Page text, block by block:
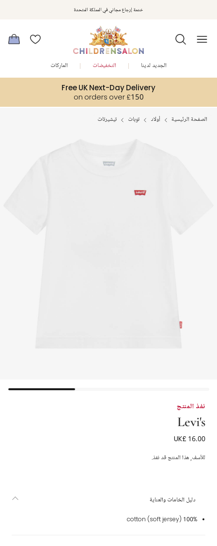
استمتعوا بخصم 10% على طلبيتكم الأولى كهدية ترحيب. سجلوا من هناخدمة إرجاع مجاني في المملكة المتحدة
Free UK Next-Day Delivery
on orders over £150
الجديد لدينا التخفيضات الماركات
الصفحة الرئيسية أولاد توبات تيشيرتات
نفذ المنتج
Levi's
تيشيرت قطن جيرسي لون أبيض للأولاد
UK£ 16.00
للأسف, هذا المنتج قد نفذ.
دليل الخامات والعناية
100% cotton (soft jersey)